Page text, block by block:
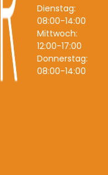
Dienstag:
08:00-14:00
Mittwoch:
12:00-17:00
Donnerstag:
08:00-14:00